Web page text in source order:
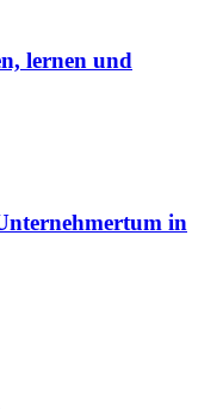
lernen und
in